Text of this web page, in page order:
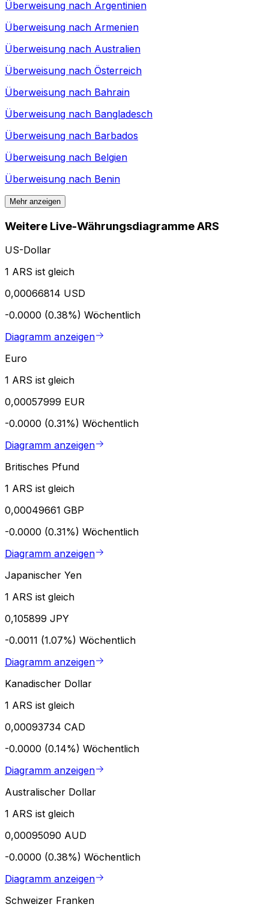
Überweisung nach Argentinien
Überweisung nach Armenien
Überweisung nach Australien
Überweisung nach Österreich
Überweisung nach Bahrain
Überweisung nach Bangladesch
Überweisung nach Barbados
Überweisung nach Belgien
Überweisung nach Benin
Mehr anzeigen
Weitere Live-Währungsdiagramme ARS
US-Dollar
1 ARS ist gleich
0,00066814 USD
-0.0000 (0.38%) Wöchentlich
Diagramm anzeigen
Euro
1 ARS ist gleich
0,00057999 EUR
-0.0000 (0.31%) Wöchentlich
Diagramm anzeigen
Britisches Pfund
1 ARS ist gleich
0,00049661 GBP
-0.0000 (0.31%) Wöchentlich
Diagramm anzeigen
Japanischer Yen
1 ARS ist gleich
0,105899 JPY
-0.0011 (1.07%) Wöchentlich
Diagramm anzeigen
Kanadischer Dollar
1 ARS ist gleich
0,00093734 CAD
-0.0000 (0.14%) Wöchentlich
Diagramm anzeigen
Australischer Dollar
1 ARS ist gleich
0,00095090 AUD
-0.0000 (0.38%) Wöchentlich
Diagramm anzeigen
Schweizer Franken